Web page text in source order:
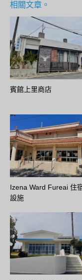
相關文章。
賓館上里商店
Izena Ward Fureai 住
設施